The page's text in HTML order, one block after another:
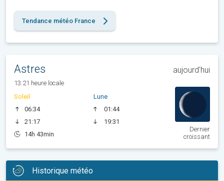
Tendance météo France
Astres aujourd'hui
13:21 heure locale
Soleil
06:34
21:17
14h 43min
Lune
01:44
19:31
Dernier
croissant
Historique météo